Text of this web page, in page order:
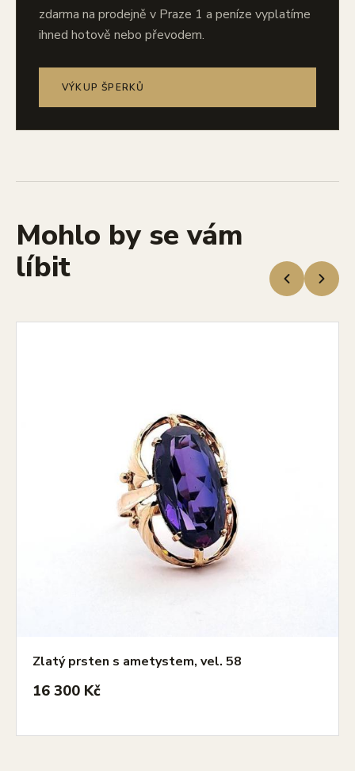
zdarma na prodejně v Praze 1 a peníze vyplatíme
ihned hotově nebo převodem.
VÝKUP ŠPERKŮ
Mohlo by se vám
líbit
Zlatý prsten s ametystem, vel. 58
16 300 Kč